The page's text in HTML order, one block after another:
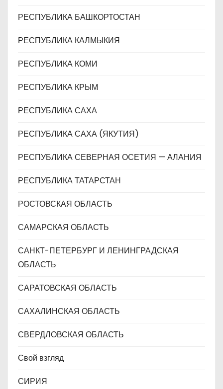
РЕСПУБЛИКА БАШКОРТОСТАН
РЕСПУБЛИКА КАЛМЫКИЯ
РЕСПУБЛИКА КОМИ
РЕСПУБЛИКА КРЫМ
РЕСПУБЛИКА САХА
РЕСПУБЛИКА САХА (ЯКУТИЯ)
РЕСПУБЛИКА СЕВЕРНАЯ ОСЕТИЯ — АЛАНИЯ
РЕСПУБЛИКА ТАТАРСТАН
РОСТОВСКАЯ ОБЛАСТЬ
САМАРСКАЯ ОБЛАСТЬ
САНКТ-ПЕТЕРБУРГ И ЛЕНИНГРАДСКАЯ
ОБЛАСТЬ
САРАТОВСКАЯ ОБЛАСТЬ
САХАЛИНСКАЯ ОБЛАСТЬ
СВЕРДЛОВСКАЯ ОБЛАСТЬ
Свой взгляд
СИРИЯ